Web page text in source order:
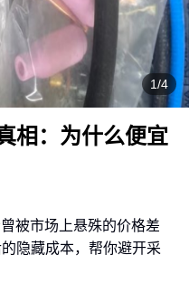
1/4
相：为什么便宜
被市场上悬殊的价格差
隐藏成本，帮你避开采